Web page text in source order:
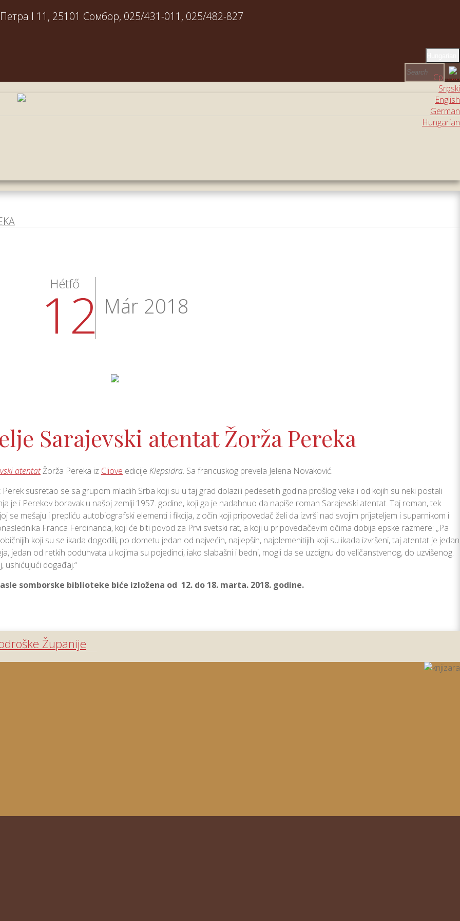
I 11, 25101 Сомбор, 025/431-011, 025/482-827
Српски
Srpski
English
German
Hungarian
Županije
Hétfő
12 Már 2018
Sarajevski atentat Žorža Pereka
atentatŽorža Pereka iz Cliove edicije Klepsidra. Sa francuskog prevela Jelena Novaković.
susretao se sa grupom mladih Srba koji su u taj grad dolazili pedesetih godina prošlog veka i od kojih su neki postali
je i Perekov boravak u našoj zemlji 1957. godine, koji ga je nadahnuo da napiše roman Sarajevski atentat. Taj roman, tek
se mešaju i prepliću autobiografski elementi i fikcija, zločin koji pripovedač želi da izvrši nad svojim prijateljem i suparnikom i
Franca Ferdinanda, koji će biti povod za Prvi svetski rat, a koji u pripovedačevim očima dobija epske razmere: „Pa
koji su se ikada dogodili, po dometu jedan od najvećih, najlepših, najplemenitijih koji su ikada izvršeni, taj atentat je jedan
jedan od retkih poduhvata u kojima su pojedinci, iako slabašni i bedni, mogli da se uzdignu do veličanstvenog, do uzvišenog.
ushićujući događaj.“
somborske biblioteke biće izložena od 12. do 18. marta. 2018. godine.